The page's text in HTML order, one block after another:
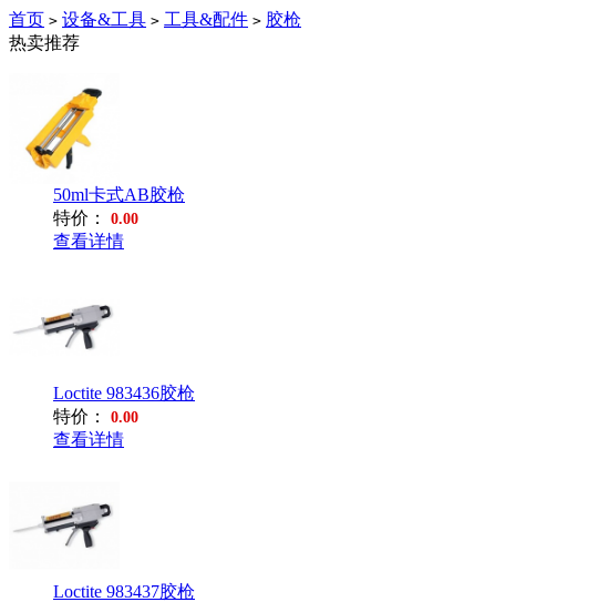
首页 > 设备&工具 > 工具&配件 > 胶枪
热卖推荐
50ml卡式AB胶枪
特价：
0.00
查看详情
Loctite 983436胶枪
特价：
0.00
查看详情
Loctite 983437胶枪